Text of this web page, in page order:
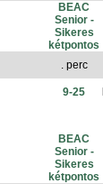
BEAC
Senior -
Sikeres
kétpontos
. perc
9-25
BEAC
Senior -
Sikeres
kétpontos